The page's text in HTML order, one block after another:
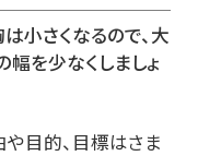
小さくなるので、大
を少なくしましょ
や目的、目標はさま